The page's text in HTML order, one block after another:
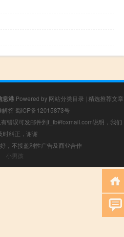
息港Powered by 网站分类目录 | 精选推荐文章
解答 蜀ICP备12015873号
错误可发邮件到f_fb#foxmail.com说明，我们
时纠正，谢谢
，不接盈利性广告及商业合作
小男孩